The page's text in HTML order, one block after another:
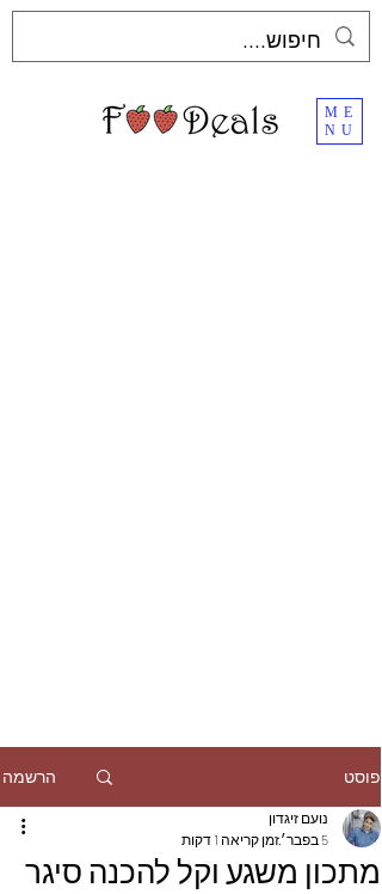
ME
NU
פוסט הרשמה
מתכון משגע וקל להכנה סיגר
נועם זיגדון
5 בפבר׳
זמן קריאה 1 דקות